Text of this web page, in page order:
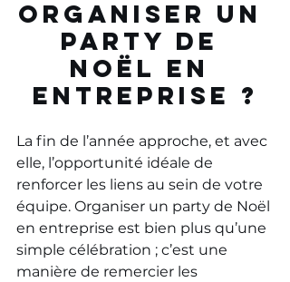
organiser un
party de
Noël en
entreprise ?
La fin de l’année approche, et avec
elle, l’opportunité idéale de
renforcer les liens au sein de votre
équipe. Organiser un party de Noël
en entreprise est bien plus qu’une
simple célébration ; c’est une
manière de remercier les